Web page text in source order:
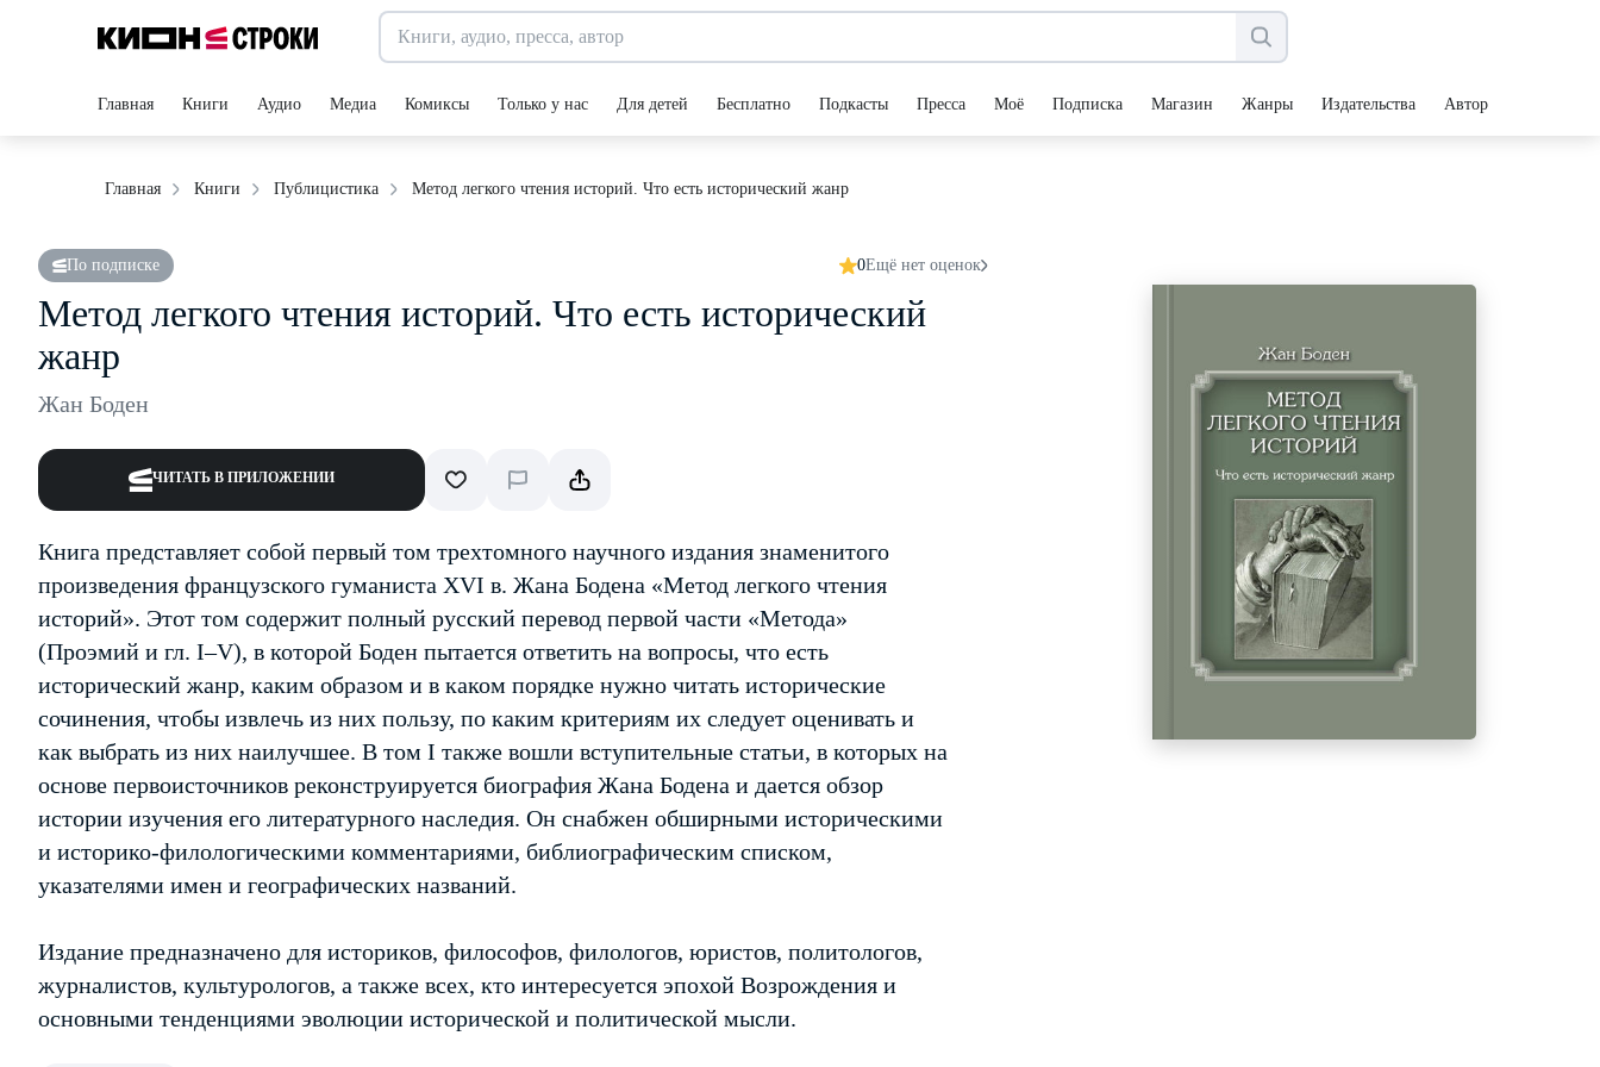
Главная Книги Аудио Медиа Комиксы Только у нас Для детей Бесплатно Подкасты Пресса Моё Подписка Магазин Жанры Издательства Авторы
Главная Книги Публицистика Метод легкого чтения историй. Что есть исторический жанр
По подписке 0Ещё нет оценок
Метод легкого чтения историй. Что есть исторический
жанр
Жан Боден
ЧИТАТЬ В ПРИЛОЖЕНИИ
Книга представляет собой первый том трехтомного научного издания знаменитого
произведения французского гуманиста XVI в. Жана Бодена «Метод легкого чтения
историй». Этот том содержит полный русский перевод первой части «Метода»
(Проэмий и гл. I–V), в которой Боден пытается ответить на вопросы, что есть
исторический жанр, каким образом и в каком порядке нужно читать исторические
сочинения, чтобы извлечь из них пользу, по каким критериям их следует оценивать и
как выбрать из них наилучшее. В том I также вошли вступительные статьи, в которых на
основе первоисточников реконструируется биография Жана Бодена и дается обзор
истории изучения его литературного наследия. Он снабжен обширными историческими
и историко-филологическими комментариями, библиографическим списком,
указателями имен и географических названий.
Издание предназначено для историков, философов, филологов, юристов, политологов,
журналистов, культурологов, а также всех, кто интересуется эпохой Возрождения и
основными тенденциями эволюции исторической и политической мысли.